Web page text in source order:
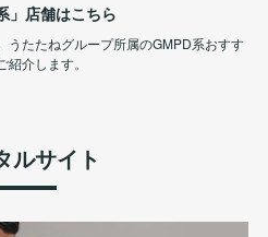
」店舗はこちら
うたたねグループ所属のGMPD系おすす
介します。
ルサイト